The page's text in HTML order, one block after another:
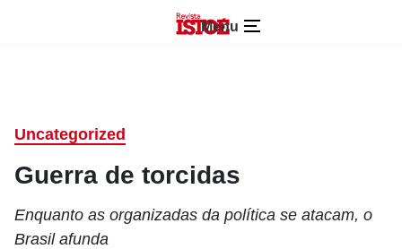
Menu
Uncategorized
Guerra de torcidas
Enquanto as organizadas da política se atacam, o
Brasil afunda